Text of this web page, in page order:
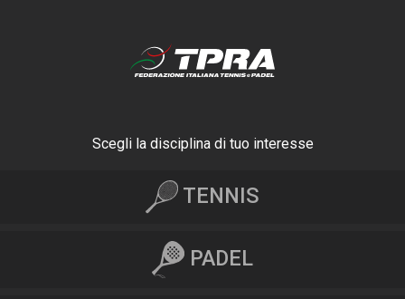
Scegli la disciplina di tuo interesse
TENNIS
PADEL